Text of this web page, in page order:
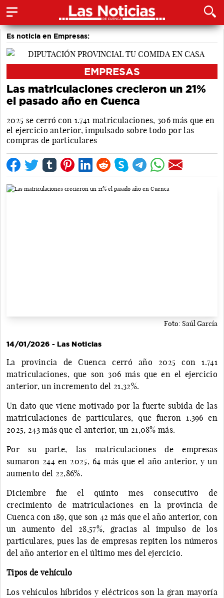
Es noticia en Empresas:
EMPRESAS
Las matriculaciones crecieron un 21%
el pasado año en Cuenca
2025 se cerró con 1.741 matriculaciones, 306 más que en
el ejercicio anterior, impulsado sobre todo por las
compras de particulares
Foto: Saúl García
14/01/2026 - Las Noticias
La provincia de Cuenca cerró año 2025 con 1.741
matriculaciones, que son 306 más que en el ejercicio
anterior, un incremento del 21,32%.
Un dato que viene motivado por la fuerte subida de las
matriculaciones de particulares, que fueron 1.396 en
2025, 243 más que el anterior, un 21,08% más.
Por su parte, las matriculaciones de empresas
sumaron 244 en 2025, 64 más que el año anterior, y un
aumento del 22,86%.
Diciembre fue el quinto mes consecutivo de
crecimiento de matriculaciones en la provincia de
Cuenca con 189, que son 42 más que el año anterior, con
un aumento del 28,57%, gracias al impulso de los
particulares, pues las de empresas repiten los números
del año anterior en el último mes del ejercicio.
Tipos de vehículo
Los vehículos híbridos y eléctricos son la gran mayoría